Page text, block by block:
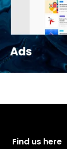
Find us here